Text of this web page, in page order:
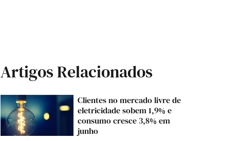
Artigos Relacionados
Clientes no mercado livre de
eletricidade sobem 1,9% e
consumo cresce 3,8% em
junho